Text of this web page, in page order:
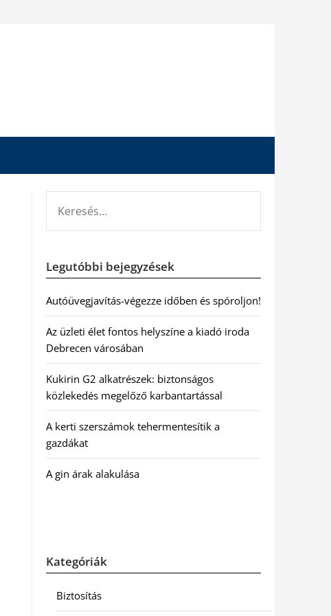
Legutóbbi bejegyzések
Autóüvegjavítás-végezze időben és spóroljon!
Az üzleti élet fontos helyszíne a kiadó iroda
Debrecen városában
Kukirin G2 alkatrészek: biztonságos
közlekedés megelőző karbantartással
A kerti szerszámok tehermentesítik a
gazdákat
A gin árak alakulása
Kategóriák
Biztosítás